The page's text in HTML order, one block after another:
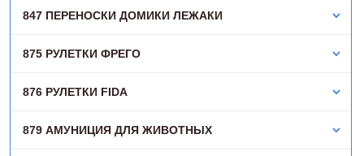
847 ПЕРЕНОСКИ ДОМИКИ ЛЕЖАКИ
875 РУЛЕТКИ ФРЕГО
876 РУЛЕТКИ FIDA
879 АМУНИЦИЯ ДЛЯ ЖИВОТНЫХ